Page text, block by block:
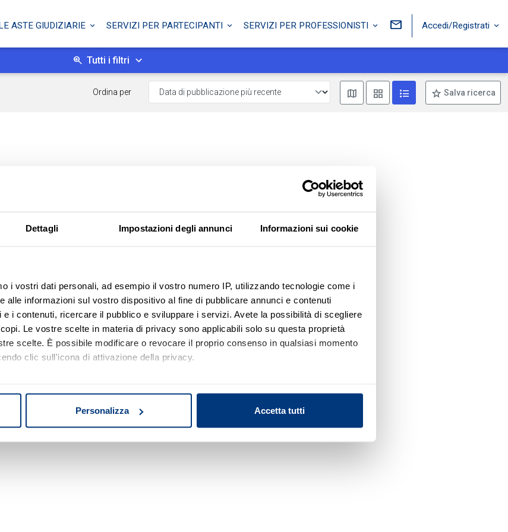
Dettagli Impostazioni degli annunci Informazioni sui cookie
i vostri dati personali, ad esempio il vostro numero IP, utilizzando tecnologie come i
alle informazioni sul vostro dispositivo al fine di pubblicare annunci e contenuti
i contenuti, ricercare il pubblico e sviluppare i servizi. Avete la possibilità di scegliere
Le vostre scelte in materia di privacy sono applicabili solo su questa proprietà
scelte. È possibile modificare o revocare il proprio consenso in qualsiasi momento
clic sull'icona di attivazione della privacy.
scansionandolo attivamente alla ricerca di caratteristiche specifiche (impronte
Personalizza Accetta tutti
ASTE GIUDIZIARIE SERVIZI PER PARTECIPANTI SERVIZI PER PROFESSIONISTI Accedi/Registrati
Tutti i filtri
Ordina per Mostra mappaMostra come box
Mostra come lista
Salva ricerca
risultato di ricerca
a modificare o rimuovere alcuni filtri o
a cambiare l'area di ricerca.